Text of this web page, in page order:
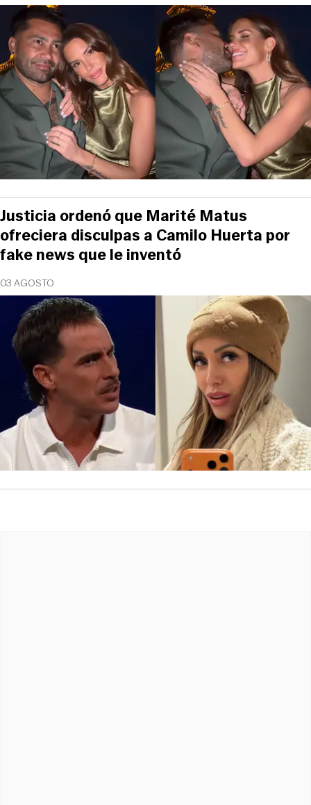
03 AGOSTO
Justicia ordenó que Marité Matus
ofreciera disculpas a Camilo Huerta por
fake news que le inventó